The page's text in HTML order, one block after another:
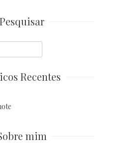
Pesquisar
Recentes
mim